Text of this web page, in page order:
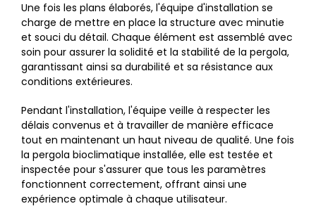
Une fois les plans élaborés, l'équipe d'installation se
charge de mettre en place la structure avec minutie
et souci du détail. Chaque élément est assemblé avec
soin pour assurer la solidité et la stabilité de la pergola,
garantissant ainsi sa durabilité et sa résistance aux
conditions extérieures.
Pendant l'installation, l'équipe veille à respecter les
délais convenus et à travailler de manière efficace
tout en maintenant un haut niveau de qualité. Une fois
la pergola bioclimatique installée, elle est testée et
inspectée pour s'assurer que tous les paramètres
fonctionnent correctement, offrant ainsi une
expérience optimale à chaque utilisateur.